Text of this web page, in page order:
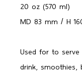
20 oz (570 ml)
MD 83 mm / H
Used for to
drink, smoothies,